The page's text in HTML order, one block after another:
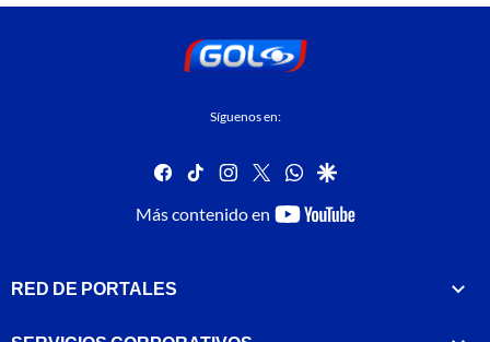
Síguenos en:
facebook
tiktok instagram
twitterwhatsapp
google
Más contenido en
youtube-
RED DE PORTALES